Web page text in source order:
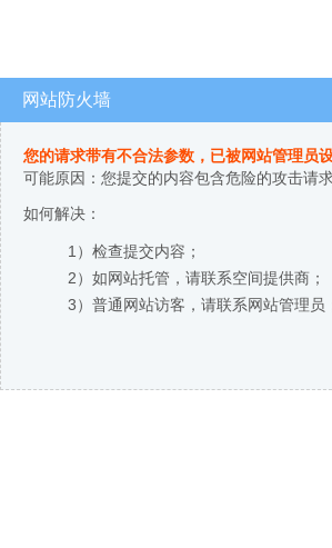
网站防火墙
您的请求带有不合法参数，已被网站管理员
可能原因：您提交的内容包含危险的攻击请
如何解决：
1）检查提交内容；
2）如网站托管，请联系空间提供商；
3）普通网站访客，请联系网站管理员